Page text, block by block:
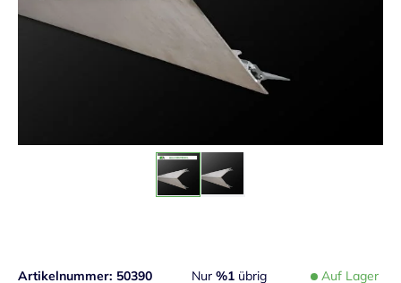
Auf Lager
Nur %1 übrig
Artikelnummer 50390